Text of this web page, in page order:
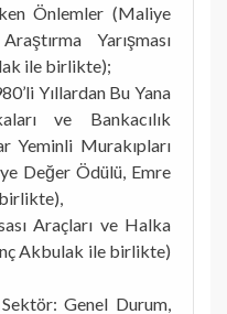
Önlemler (Maliye
Yarışması
ile birlikte);
Yıllardan Bu Yana
ve Bankacılık
Yeminli Murakıpları
Değer Ödülü, Emre
Araçları ve Halka
Akbulak ile birlikte)
Genel Durum,